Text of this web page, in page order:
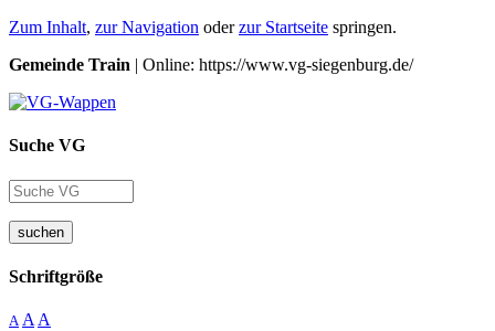
Zum Inhalt, zur Navigation oderzur Startseite springen.
Gemeinde Train | Online: https://www.vg-siegenburg.de/
Suche VG
suchen
Schriftgröße
A A A